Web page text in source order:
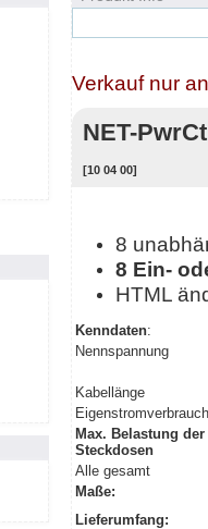
Verkauf nur
NET-
[10 04 00]
8
8 Ein-
HTML
Kenndaten:
Nennspannung
Kabellänge
Eigenstromverbrauch
Max. Belastung der
Steckdosen
Alle gesamt
Maße:
Lieferumfang: